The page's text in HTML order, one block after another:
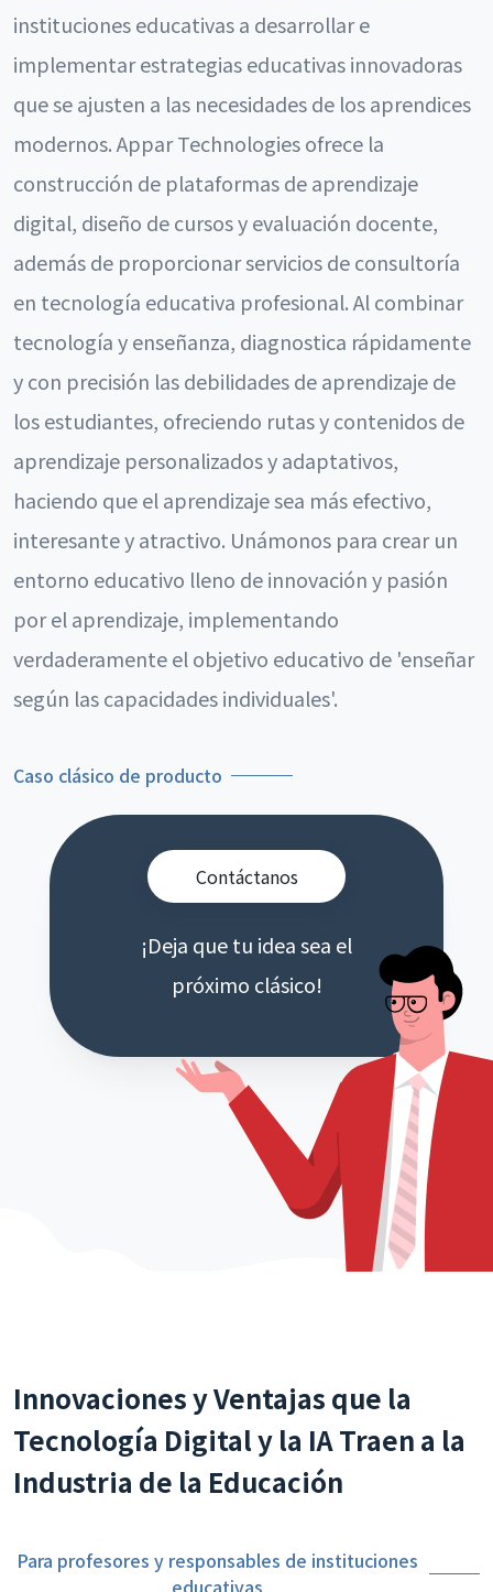
instituciones educativas a desarrollar e
implementar estrategias educativas innovadoras
que se ajusten a las necesidades de los aprendices
modernos. Appar Technologies ofrece la
construcción de plataformas de aprendizaje
digital, diseño de cursos y evaluación docente,
además de proporcionar servicios de consultoría
en tecnología educativa profesional. Al combinar
tecnología y enseñanza, diagnostica rápidamente
y con precisión las debilidades de aprendizaje de
los estudiantes, ofreciendo rutas y contenidos de
aprendizaje personalizados y adaptativos,
haciendo que el aprendizaje sea más efectivo,
interesante y atractivo. Unámonos para crear un
entorno educativo lleno de innovación y pasión
por el aprendizaje, implementando
verdaderamente el objetivo educativo de 'enseñar
según las capacidades individuales'.
Caso clásico de producto
Contáctanos
¡Deja que tu idea sea el
próximo clásico!
Innovaciones y Ventajas que la
Tecnología Digital y la IA Traen a la
Industria de la Educación
Para profesores y responsables de instituciones
educativas